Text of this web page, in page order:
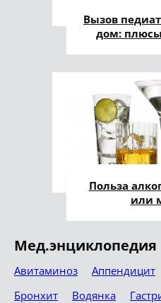
Вызов
дом:
Польза
или
Мед.энциклопедия
Авитаминоз Аппендицит
Бронхит
Водянка